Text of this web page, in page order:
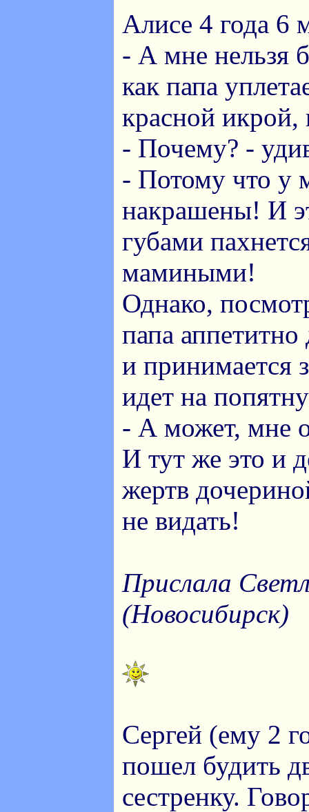
Алисе 4 года 6
- А мне нельзя
как папа
красной икрой,
- Почему? -
- Потому что у
накрашены! И
губами
мамиными!
Однако,
папа
и принимается
идет на
- А может, мне
И тут же это и
жертв
не видать!
Прислала
(Новосибирск)
Сергей (ему 2
пошел будить
сестренку.